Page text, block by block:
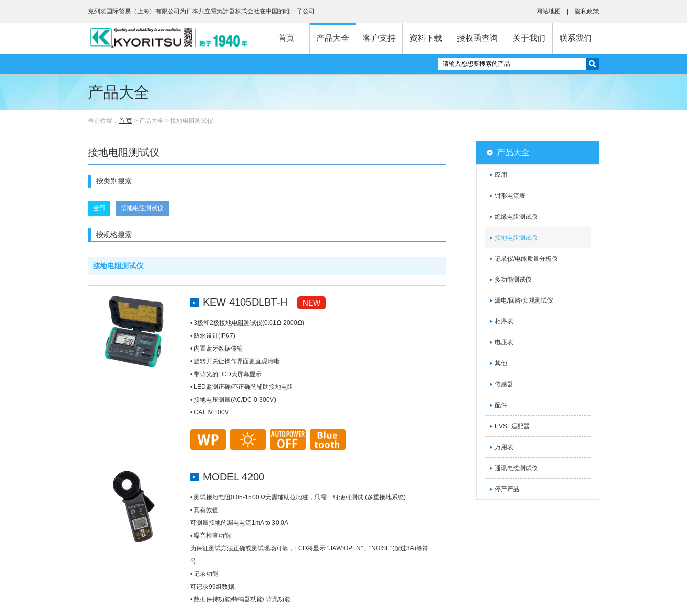
克列茨国际贸易（上海）有限公司为日本共立電気計器株式会社在中国的唯一子公司 网站地图 隐私政策
首页 产品大全 客户支持 资料下载 授权函查询 关于我们 联系我们
产品大全
当前位置： 首 页 > 产品大全 > 接地电阻测试仪
接地电阻测试仪
按类别搜索
全部 接地电阻测试仪
按规格搜索
接地电阻测试仪
KEW 4105DLBT-H NEW
• 3极和2极接地电阻测试仪(0.01Ω-2000Ω)
• 防水设计(IP67)
• 内置蓝牙数据传输
• 旋转开关让操作界面更直观清晰
• 带背光的LCD大屏幕显示
• LED监测正确/不正确的辅助接地电阻
• 接地电压测量(AC/DC 0-300V)
• CAT Ⅳ 100V
MODEL 4200
• 测试接地电阻0.05-1500 Ω无需辅助拉地桩，只需一钳便可测试.(多重接地系统)
• 真有效值
可测量接地的漏电电流1mA to 30.0A
• 噪音检查功能
为保证测试方法正确或测试现场可靠，LCD将显示 "JAW OPEN"、"NOISE"(超过3A)等符
号.
• 记录功能
可记录99组数据.
• 数据保持功能/蜂鸣器功能/ 背光功能
产品大全
应用
钳形电流表
绝缘电阻测试仪
接地电阻测试仪
记录仪/电能质量分析仪
多功能测试仪
漏电/回路/安规测试仪
相序表
电压表
其他
传感器
配件
EVSE适配器
万用表
通讯电缆测试仪
停产产品